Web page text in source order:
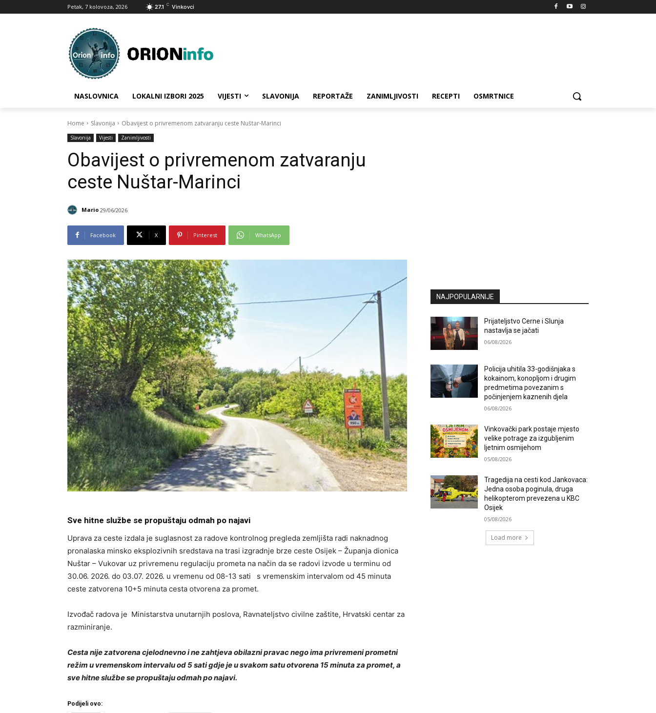
Petak, 7 kolovoza, 2026 27.1 C Vinkovci
NASLOVNICA LOKALNI IZBORI 2025 VIJESTI SLAVONIJA REPORTAŽE ZANIMLJIVOSTI RECEPTI OSMRTNICE
Home Slavonija Obavijest o privremenom zatvaranju ceste Nuštar-Marinci
Slavonija Vijesti Zanimljivosti
Obavijest o privremenom zatvaranju
ceste Nuštar-Marinci
Mario 29/06/2026
Facebook X Pinterest WhatsApp
Sve hitne službe se propuštaju odmah po najavi
Uprava za ceste izdala je suglasnost za radove kontrolnog pregleda zemljišta radi naknadnog
pronalaska minsko eksplozivnih sredstava na trasi izgradnje brze ceste Osijek – Županja dionica
Nuštar – Vukovar uz privremenu regulaciju prometa na način da se radovi izvode u terminu od
30.06. 2026. do 03.07. 2026. u vremenu od 08-13 sati s vremenskim intervalom od 45 minuta
ceste zatvorena 10+5 minuta cesta otvorena za promet.
Izvođač radova je Ministarstva unutarnjih poslova, Ravnateljstvo civilne zaštite, Hrvatski centar za
razminiranje.
Cesta nije zatvorena cjelodnevno i ne zahtjeva obilazni pravac nego ima privremeni prometni
režim u vremenskom intervalu od 5 sati gdje je u svakom satu otvorena 15 minuta za promet, a
sve hitne službe se propuštaju odmah po najavi.
Podijeli ovo:
NAJPOPULARNIJE
Prijateljstvo Cerne i Slunja
nastavlja se jačati
06/08/2026
Policija uhitila 33-godišnjaka s
kokainom, konopljom i drugim
predmetima povezanim s
počinjenjem kaznenih djela
06/08/2026
Vinkovački park postaje mjesto
velike potrage za izgubljenim
ljetnim osmijehom
05/08/2026
Tragedija na cesti kod Jankovaca:
Jedna osoba poginula, druga
helikopterom prevezena u KBC
Osijek
05/08/2026
Load more